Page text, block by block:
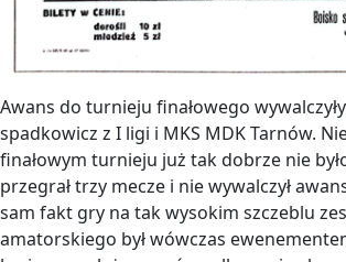
Awans do turnieju finałowego
spadkowicz z I ligi i MKS MDK Tarnów.
finałowym turnieju już tak dobrze nie
przegrał trzy mecze i nie wywalczył
sam fakt gry na tak wysokim szczeblu
amatorskiego był wówczas